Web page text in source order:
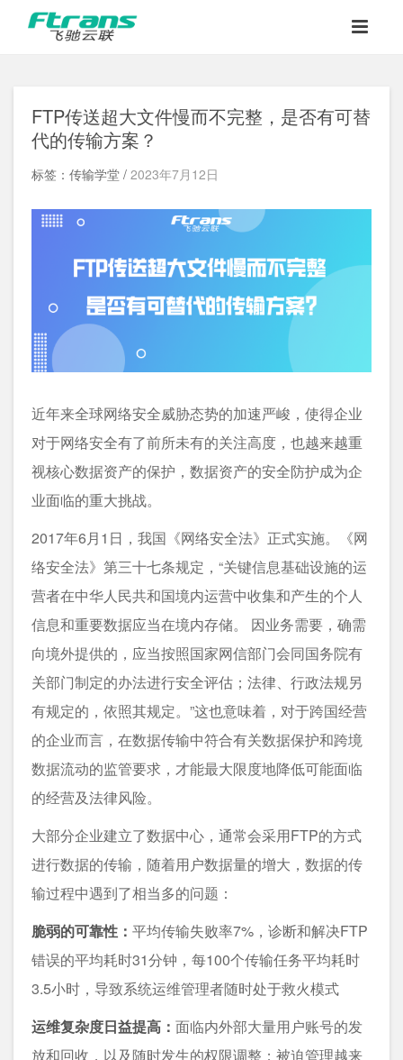
FTP传送超大文件慢而不完整，是否有可替
代的传输方案？
标签：传输学堂 / 2023年7月12日
近年来全球网络安全威胁态势的加速严峻，使得企业
对于网络安全有了前所未有的关注高度，也越来越重
视核心数据资产的保护，数据资产的安全防护成为企
业面临的重大挑战。
2017年6月1日，我国《网络安全法》正式实施。《网
络安全法》第三十七条规定，“关键信息基础设施的运
营者在中华人民共和国境内运营中收集和产生的个人
信息和重要数据应当在境内存储。 因业务需要，确需
向境外提供的，应当按照国家网信部门会同国务院有
关部门制定的办法进行安全评估；法律、行政法规另
有规定的，依照其规定。”这也意味着，对于跨国经营
的企业而言，在数据传输中符合有关数据保护和跨境
数据流动的监管要求，才能最大限度地降低可能面临
的经营及法律风险。
大部分企业建立了数据中心，通常会采用FTP的方式
进行数据的传输，随着用户数据量的增大，数据的传
输过程中遇到了相当多的问题：
脆弱的可靠性： 平均传输失败率7%，诊断和解决FTP
错误的平均耗时31分钟，每100个传输任务平均耗时
3.5小时，导致系统运维管理者随时处于救火模式
运维复杂度日益提高： 面临内外部大量用户账号的发
放和回收，以及随时发生的权限调整；被迫管理越来